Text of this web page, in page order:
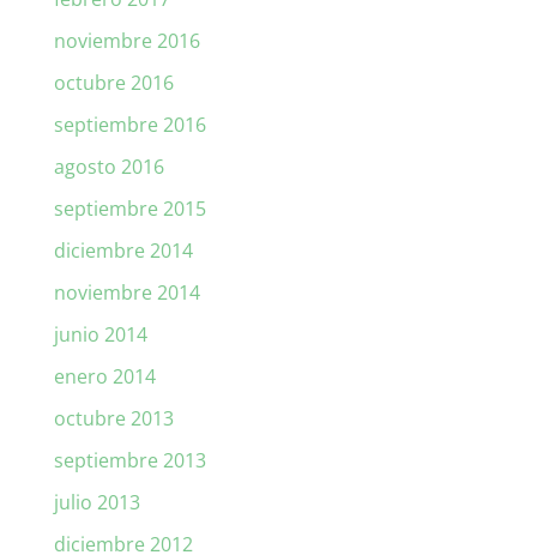
noviembre 2016
octubre 2016
septiembre 2016
agosto 2016
septiembre 2015
diciembre 2014
noviembre 2014
junio 2014
enero 2014
octubre 2013
septiembre 2013
julio 2013
diciembre 2012